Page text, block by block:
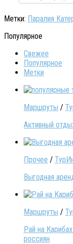
Метки: Паралия
Популярное
Свежее
Популярное
Метки
Маршруты /
Активный
Прочее /
Выгодная
Маршруты /
Рай на
россиян